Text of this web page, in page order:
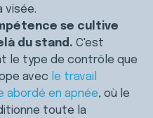
visée.
se cultive
du stand. C'est
le type de contrôle que
avec le travail
abordé en apnée, où le
toute la